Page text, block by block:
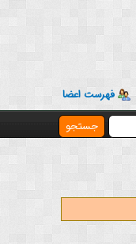
فهرست اعضا